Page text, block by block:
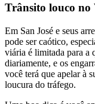
Trânsito louco no
Em San José e seus
pode ser caótico,
viária é limitada para a
diariamente, e os
você terá que apelar à
loucura do tráfego.